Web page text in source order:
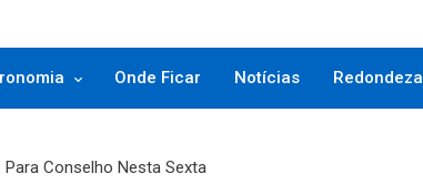
Onde Ficar Notícias Redondeza
Conselho Nesta Sexta